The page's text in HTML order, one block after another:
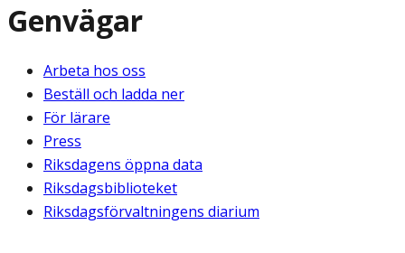
Genvägar
Arbeta hos oss
Beställ och ladda ner
För lärare
Press
Riksdagens öppna data
Riksdagsbiblioteket
Riksdagsförvaltningens diarium